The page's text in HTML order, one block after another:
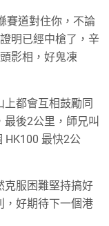
賽道對住你，不論
明已經中槍了，辛
影相，好鬼凍
都會互相鼓勵同
後2公里，師兄叫
HK100 最快2公
克服困難堅持搞好
，好期待下一個港